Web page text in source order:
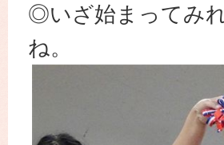
◎いざ始まってみ
ね。